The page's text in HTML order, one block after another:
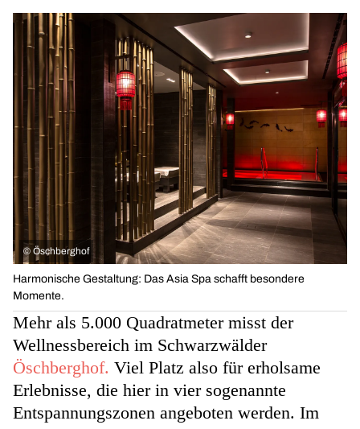
© Öschberghof
Harmonische Gestaltung: Das Asia Spa schafft besondere
Momente.
Mehr als 5.000 Quadratmeter misst der
Wellnessbereich im Schwarzwälder
Öschberghof. Viel Platz also für erholsame
Erlebnisse, die hier in vier sogenannte
Entspannungszonen angeboten werden. Im